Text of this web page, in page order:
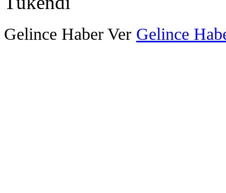
Gelince Haber Ver Gelince